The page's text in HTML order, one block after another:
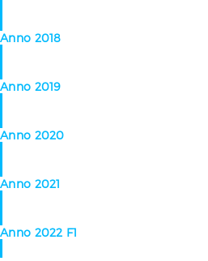
Anno 2018
Anno 2019
Anno 2020
Anno 2021
Anno 2022 F1